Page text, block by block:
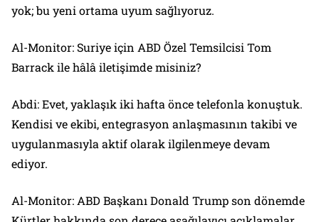
yok; bu yeni ortama uyum sağlıyoruz.
Al-Monitor: Suriye için ABD Özel Temsilcisi Tom
Barrack ile hâlâ iletişimde misiniz?
Abdi: Evet, yaklaşık iki hafta önce telefonla konuştuk.
Kendisi ve ekibi, entegrasyon anlaşmasının takibi ve
uygulanmasıyla aktif olarak ilgilenmeye devam
ediyor.
Al-Monitor: ABD Başkanı Donald Trump son dönemde